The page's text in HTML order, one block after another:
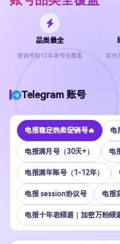
品类最全
促销号到12年老号全覆盖 支付
Telegram 账号
电报稳定热卖促销号🔥 电
电报满月号（30天+） 电
电报满年账号（1-12年）
电报 session协议号 电报
电报十年老频道｜加密万粉频